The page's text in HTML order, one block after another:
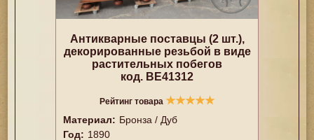
Антикварные поставцы (2 шт.),
декорированные резьбой в виде
растительных побегов
код. BE41312
Рейтинг товара ★★★★★
Материал: Бронза / Дуб
Год: 1890